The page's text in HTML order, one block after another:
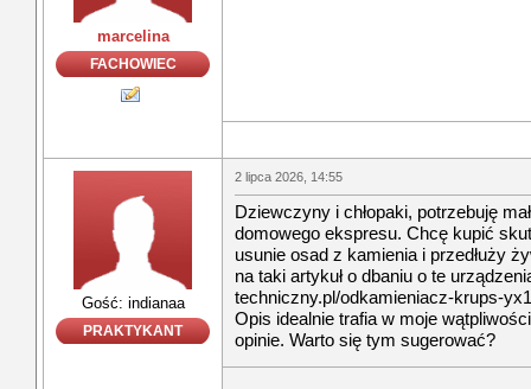
marcelina
FACHOWIEC
Gość: indianaa
PRAKTYKANT
2 lipca 2026, 14:55
Dziewczyny i chłopaki, potrzebuję
domowego ekspresu. Chcę kupić
usunie osad z kamienia i przedłuży
na taki artykuł o dbaniu o te
techniczny.pl/odkamieniacz-krups-
Opis idealnie trafia w moje
opinie. Warto się tym sugerować?